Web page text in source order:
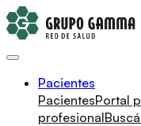
Pacientes
PacientesPortal
profesional